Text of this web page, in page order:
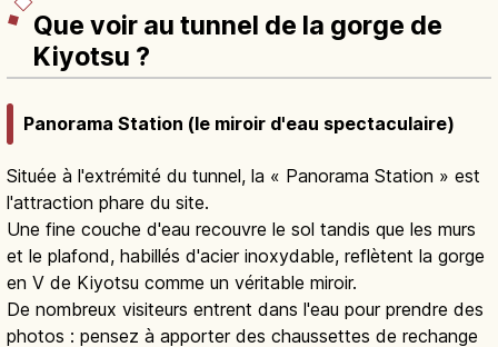
Que voir au tunnel de la gorge de
Kiyotsu ?
Panorama Station (le miroir d'eau spectaculaire)
Située à l'extrémité du tunnel, la « Panorama Station » est
l'attraction phare du site.
Une fine couche d'eau recouvre le sol tandis que les murs
et le plafond, habillés d'acier inoxydable, reflètent la gorge
en V de Kiyotsu comme un véritable miroir.
De nombreux visiteurs entrent dans l'eau pour prendre des
photos : pensez à apporter des chaussettes de rechange